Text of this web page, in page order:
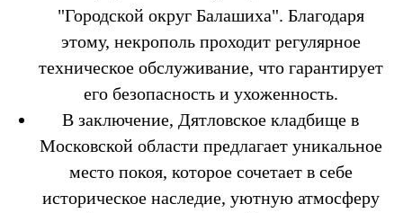
"Городской округ Балашиха". Благодаря
этому, некрополь проходит регулярное
техническое обслуживание, что гарантирует
его безопасность и ухоженность.
В заключение, Дятловское кладбище в
Московской области предлагает уникальное
место покоя, которое сочетает в себе
историческое наследие, уютную атмосферу